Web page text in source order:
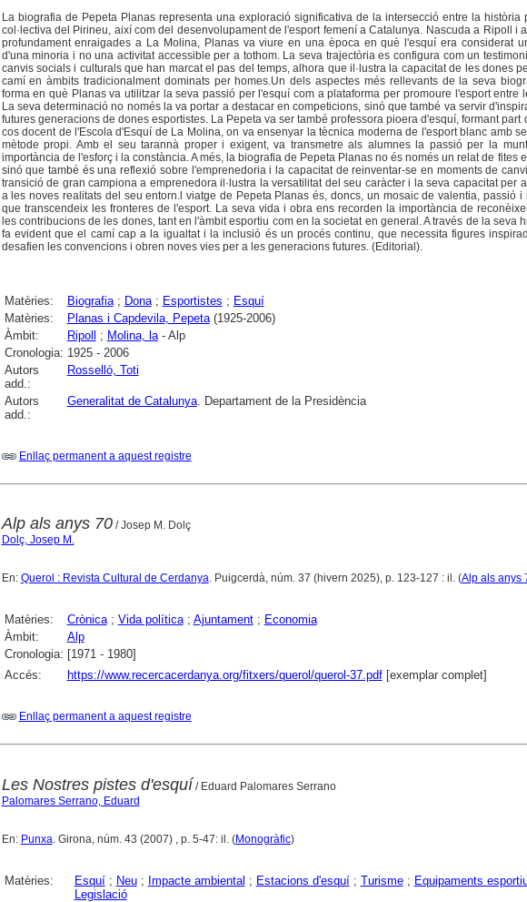
La biografia de Pepeta Planas representa una exploració significativa de la intersecció entre la història
col·lectiva del Pirineu, així com del desenvolupament de l'esport femení a Catalunya. Nascuda a Ripoll i
profundament enraigades a La Molina, Planas va viure en una època en què l'esquí era considerat
d'una minoria i no una activitat accessible per a tothom. La seva trajectòria es configura com un
canvis socials i culturals que han marcat el pas del temps, alhora que il·lustra la capacitat de les dones
camí en àmbits tradicionalment dominats per homes.Un dels aspectes més rellevants de la seva
forma en què Planas va utilitzar la seva passió per l'esquí com a plataforma per promoure l'esport entre
La seva determinació no només la va portar a destacar en competicions, sinó que també va servir
futures generacions de dones esportistes. La Pepeta va ser també professora pioera d'esquí, formant part
cos docent de l'Escola d'Esquí de La Molina, on va ensenyar la tècnica moderna de l'esport blanc amb
mètode propi. Amb el seu tarannà proper i exigent, va transmetre als alumnes la passió per la
importància de l'esforç i la constància. A més, la biografia de Pepeta Planas no és només un relat de fites
sinó que també és una reflexió sobre l'emprenedoria i la capacitat de reinventar-se en moments de
transició de gran campiona a emprenedora il·lustra la versatilitat del seu caràcter i la seva capacitat per
a les noves realitats del seu entorn.l viatge de Pepeta Planas és, doncs, un mosaic de valentia, passió i
que transcendeix les fronteres de l'esport. La seva vida i obra ens recorden la importància de
les contribucions de les dones, tant en l'àmbit esportiu com en la societat en general. A través de la seva
fa evident que el camí cap a la igualtat i la inclusió és un procés continu, que necessita figures
desafien les convencions i obren noves vies per a les generacions futures. (Editorial).
Matèries: Biografia; Dona; Esportistes ; Esquí
Matèries:
Planas i Capdevila, Pepeta(1925-2006)
Àmbit:
Ripoll ; Molina, la- Alp
Cronologia: 1925 - 2006
Autors
add.:
Rosselló, Toti
Autors
add.:
Generalitat de Catalunya. Departament de la Presidència
Enllaç permanent a aquest registre
Alp als anys 70/ Josep M. Dolç
Dolç, Josep M.
En: Querol : Revista Cultural de Cerdanya. Puigcerdà, núm. 37 (hivern 2025), p. 123-127 : il. (Alp als anys
Matèries: Crònica; Vida política; Ajuntament; Economia
Àmbit:
Alp
Cronologia: [1971 - 1980]
Accés:
https://www.recercacerdanya.org/fitxers/querol/querol-37.pdf[exemplar complet]
Enllaç permanent a aquest registre
Les Nostres pistes d'esquí / Eduard Palomares Serrano
Palomares Serrano, Eduard
En: Punxa . Girona, núm. 43 (2007) , p. 5-47: il. (Monogràfic)
Matèries: Esquí; Neu; Impacte ambiental ; Estacions d'esquí; Turisme; Equipaments
Legislació